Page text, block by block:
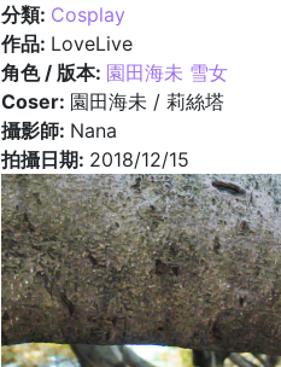
分類: Cosplay
作品: LoveLive
角色 / 版本: 園田海未 雪女
Coser: 園田海未 / 莉絲塔
攝影師: Nana
拍攝日期: 2018/12/15